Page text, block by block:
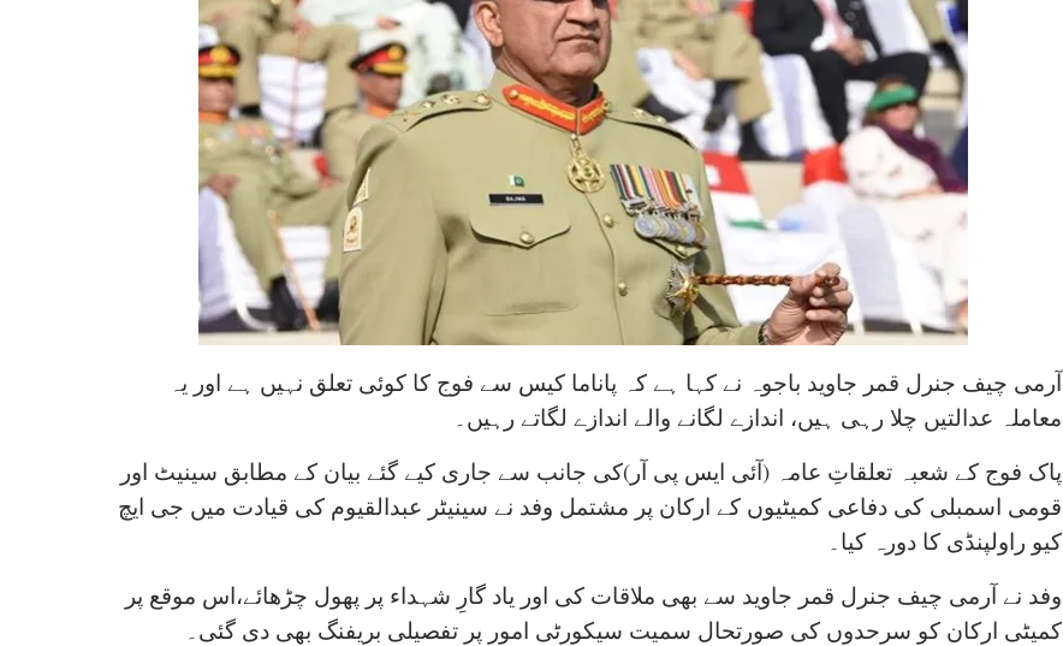
آرمی چیف جنرل قمر جاوید باجوہ نے کہا ہے کہ پاناما کیس سے فوج کا کوئی تعلق نہیں ہے اور یہ
معاملہ عدالتیں چلا رہی ہیں، اندازے لگانے والے اندازے لگاتے رہیں۔
پاک فوج کے شعبہ تعلقاتِ عامہ (آئی ایس پی آر)کی جانب سے جاری کیے گئے بیان کے مطابق سینیٹ اور
قومی اسمبلی کی دفاعی کمیٹیوں کے ارکان پر مشتمل وفد نے سینیٹر عبدالقیوم کی قیادت میں جی ایچ
کیو راولپنڈی کا دورہ کیا۔
وفد نے آرمی چیف جنرل قمر جاوید سے بھی ملاقات کی اور یاد گارِ شہداء پر پھول چڑھائے،اس موقع پر
کمیٹی ارکان کو سرحدوں کی صورتحال سمیت سیکورٹی امور پر تفصیلی بریفنگ بھی دی گئی۔